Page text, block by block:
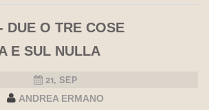
DUE O TRE COSE
E SUL NULLA
21, SEP
ANDREA ERMANO